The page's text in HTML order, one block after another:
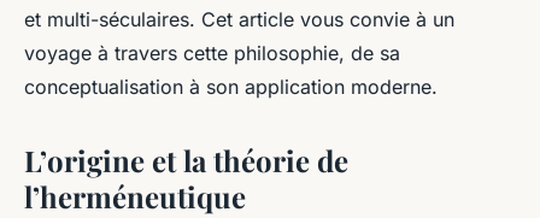
et multi-séculaires. Cet article vous convie à un
voyage à travers cette philosophie, de sa
conceptualisation à son application moderne.
L’origine et la théorie de
l’herméneutique